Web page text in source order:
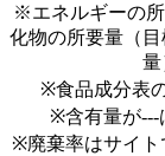
※エネルギーの所
化物の所要量（
量
※食品成分表
※含有量が---
※廃棄率はサイト